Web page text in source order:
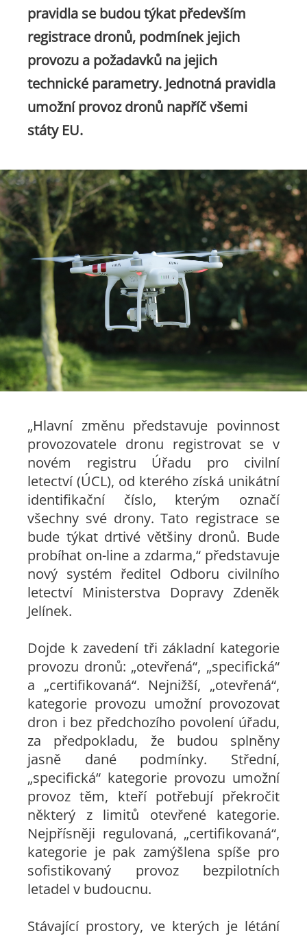
pravidla se budou týkat především
registrace dronů, podmínek jejich
provozu a požadavků na jejich
technické parametry. Jednotná pravidla
umožní provoz dronů napříč všemi
státy EU.
„Hlavní změnu představuje povinnost
provozovatele dronu registrovat se v
novém registru Úřadu pro civilní
letectví (ÚCL), od kterého získá unikátní
identifikační číslo, kterým označí
všechny své drony. Tato registrace se
bude týkat drtivé většiny dronů. Bude
probíhat on-line a zdarma,“ představuje
nový systém ředitel Odboru civilního
letectví Ministerstva Dopravy Zdeněk
Jelínek.
Dojde k zavedení tři základní kategorie
provozu dronů: „otevřená“, „specifická“
a „certifikovaná“. Nejnižší, „otevřená“,
kategorie provozu umožní provozovat
dron i bez předchozího povolení úřadu,
za předpokladu, že budou splněny
jasně dané podmínky. Střední,
„specifická“ kategorie provozu umožní
provoz těm, kteří potřebují překročit
některý z limitů otevřené kategorie.
Nejpřísněji regulovaná, „certifikovaná“,
kategorie je pak zamýšlena spíše pro
sofistikovaný provoz bezpilotních
letadel v budoucnu.
Stávající prostory, ve kterých je létání